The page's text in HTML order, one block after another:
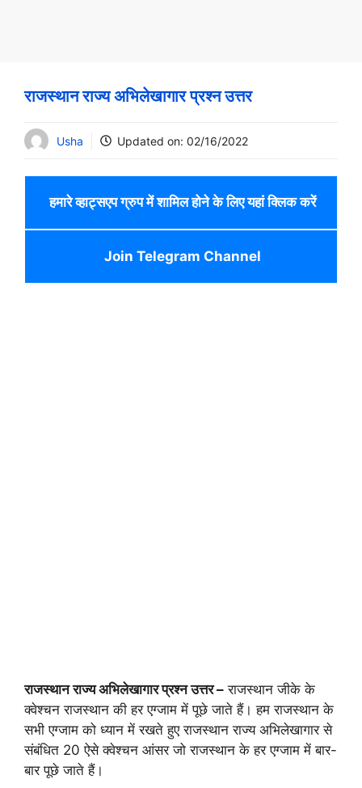
राजस्थान राज्य अभिलेखागार प्रश्न उत्तर
Usha Updated on: 02/16/2022
हमारे व्हाट्सएप ग्रुप में शामिल होने के लिए यहां क्लिक करें
Join Telegram Channel
राजस्थान राज्य अभिलेखागार प्रश्न उत्तर – राजस्थान जीके के
क्वेश्चन राजस्थान की हर एग्जाम में पूछे जाते हैं। हम राजस्थान के
सभी एग्जाम को ध्यान में रखते हुए राजस्थान राज्य अभिलेखागार से
संबंधित 20 ऐसे क्वेश्चन आंसर जो राजस्थान के हर एग्जाम में बार-
बार पूछे जाते हैं।